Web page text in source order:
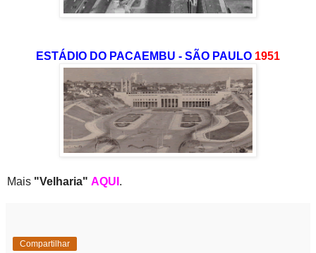
ESTÁDIO DO PACAEMBU - SÃO PAULO 1951
Mais "Velharia" AQUI .
Compartilhar